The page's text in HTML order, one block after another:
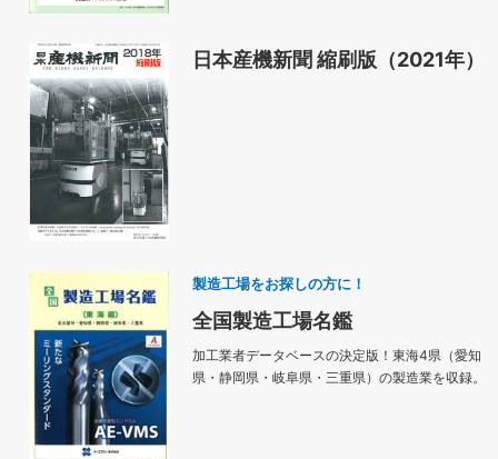
日本産機新聞 縮刷版（2021年）
製造工場をお探しの方に！
全国製造工場名鑑
加工業者データベースの決定版！東海4県（愛知
県・静岡県・岐阜県・三重県）の製造業を収録。